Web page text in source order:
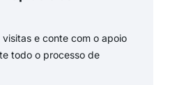
e conte com o apoio
todo o processo de